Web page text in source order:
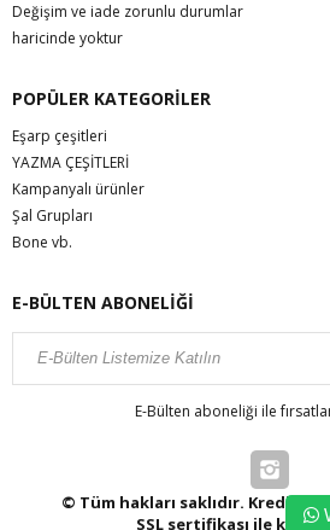
Değişim ve iade zorunlu durumlar
haricinde yoktur
POPÜLER KATEGORİLER
Eşarp çeşitleri
YAZMA ÇEŞİTLERİ
Kampanyalı ürünler
Şal Grupları
Bone vb.
E-BÜLTEN ABONELİĞİ
E-Bülten aboneliği ile
© Tüm hakları saklıdır. Kredi
SSL sertifikası ile